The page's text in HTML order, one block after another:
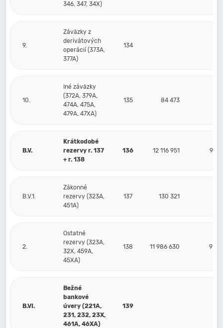
346, 347, 34X)
9.
Záväzky z
derivátových
operácií (373A,
377A)
134
10.
Iné záväzky
(372A, 379A,
474A, 475A,
479A, 47XA)
135 84 473
B.V.
Krátkodobé
rezervy r. 137
+ r. 138
136 12 116 951 9
B.V.1.
Zákonné
rezervy (323A,
451A)
137 130 321
2.
Ostatné
rezervy (323A,
32X, 459A,
45XA)
138 11 986 630 9
B.VI.
Bežné
bankové
úvery (221A,
231, 232, 23X,
461A, 46XA)
139